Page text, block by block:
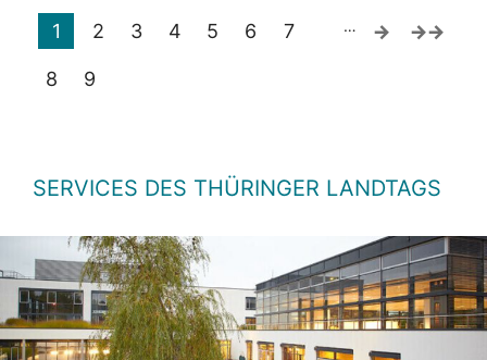
1 2 3 4 5 6 7
8 9
…
SERVICES DES THÜRINGER LANDTAGS